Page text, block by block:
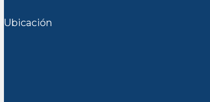
Ubicación